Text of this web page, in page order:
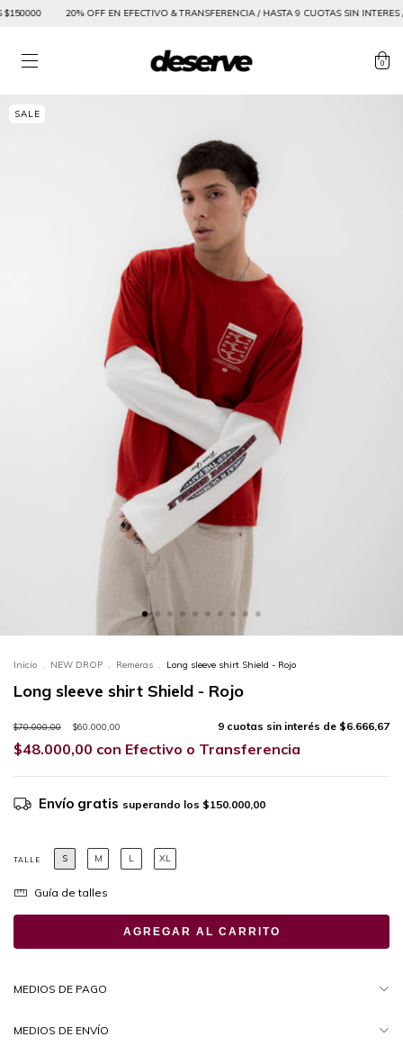
20% OFF EN EFECTIVO & TRANSFERENCIA / HASTA 9 CUOTAS SIN INTERES /
0
Inicio . NEW DROP . Remeras . Long sleeve shirt Shield - Rojo
Long sleeve shirt Shield - Rojo
$70.000,00 $60.000,00 9 cuotas sin interés de $6.666,67
$48.000,00 con Efectivo o Transferencia
Envío gratis superando los $150.000,00
TALLE S M L XL
Guía de talles
MEDIOS DE PAGO
MEDIOS DE ENVÍO